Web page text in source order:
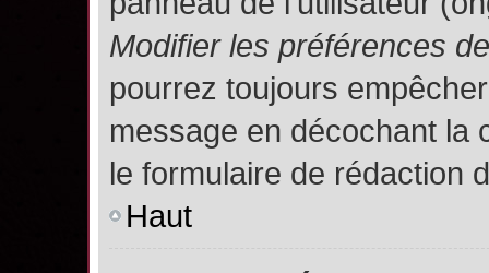
Modifier les préférences
pourrez toujours
message en décochant la
le formulaire de rédaction
Haut